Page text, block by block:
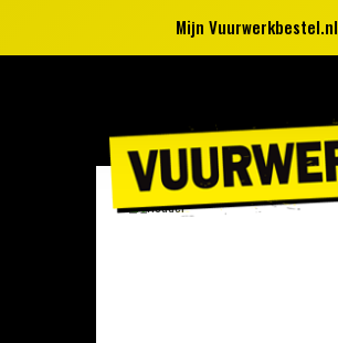
Mijn Vuurwerkbestel.nl